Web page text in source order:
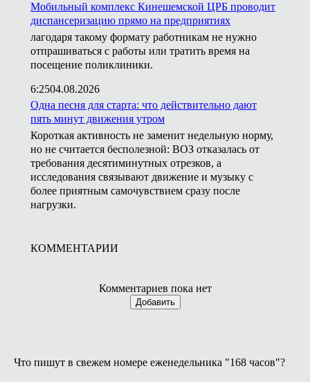
Мобильный комплекс Кинешемской ЦРБ проводит
диспансеризацию прямо на предприятиях
лагодаря такому формату работникам не нужно
отпрашиваться с работы или тратить время на
посещение поликлиники.
6:2504.08.2026
Одна песня для старта: что действительно дают
пять минут движения утром
Короткая активность не заменит недельную норму,
но не считается бесполезной: ВОЗ отказалась от
требования десятиминутных отрезков, а
исследования связывают движение и музыку с
более приятным самочувствием сразу после
нагрузки.
КОММЕНТАРИИ
Комментариев пока нет
Добавить
Что пишут в свежем номере еженедельника "168 часов"?